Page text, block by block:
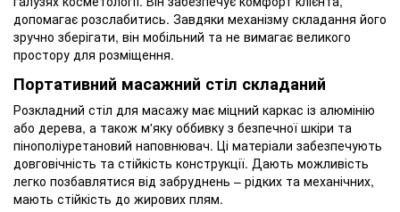
допомагає розслабитись. Завдяки механізму складання його
зручно зберігати, він мобільний та не вимагає великого
простору для розміщення.
Портативний масажний стіл складаний
Розкладний стіл для масажу має міцний каркас із алюмінію
або дерева, а також м'яку оббивку з безпечної шкіри та
пінополіуретановий наповнювач. Ці матеріали забезпечують
довговічність та стійкість конструкції. Дають можливість
легко позбавлятися від забруднень – рідких та механічних,
мають стійкість до жирових плям.